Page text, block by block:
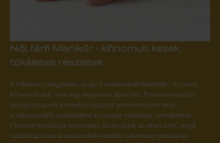
Női, férfi Manikűr – kifinomult kezek,
tökéletes részletek
A tökéletes megjelenés az apró részleteknél kezdődik – és nincs
kifinomultabb, mint egy elegánsan ápolt kéz. Prémium manikűr
szolgáltatásunk személyre szabott gondoskodást kínál,
professzionális eszközökkel és magas minőségű termékekkel.
Finoman formázzuk körmeidet, eltávolítjuk az elhalt bőrt, majd
tápláló ápolással varázsoljuk kezeidet selymesen puhává és